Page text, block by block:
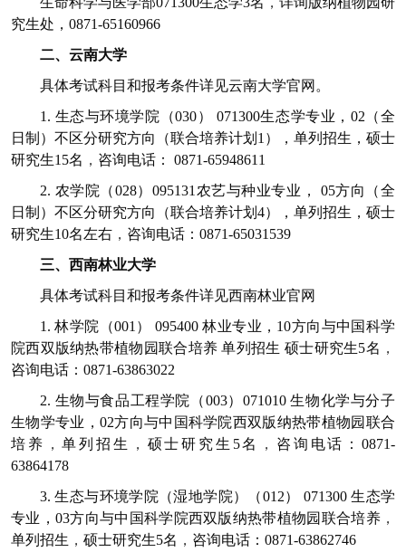
究生处，0871-65160966
二、云南大学
具体考试科目和报考条件详见云南大学官网。
1. 生态与环境学院（030） 071300生态学专业 ，02 （全
日制）不区分研究方向（联合培养计划 1 ），单列招生，硕士
研究生15名 ， 咨询电话：
0871-65948611
2. 农学院（028）095131 农艺与种业专业， 05方向（全
日制）不区分研究方向（联合培养计划 4），单列招生，硕士
研究生10名左右 ， 咨询电话： 0871-65031539
三、西南林业大学
具体考试科目和报考条件详见西南林业官网
1.林学院（001 ） 095400林业专业 ，10方向与中国科学
院西双版纳热带植物园联合培养 单列招生 硕士研究生5名 ，
咨询电话： 0871-63863022
2. 生物与食品工程学院（003） 071010生物化学与分子
生物学专业 ，02方向与中国科学院西双版纳热带植物园联合
培养 ，单列招生 ， 硕士研究生 5名 ， 咨询电话：0871-
63864178
3.生态与环境学院（湿地学院）（012） 071300生态学
专业 ，03方向与中国科学院西双版纳热带植物园联合培养 ，
单列招生 ， 硕士研究生5名 ， 咨询电话： 0871-63862746